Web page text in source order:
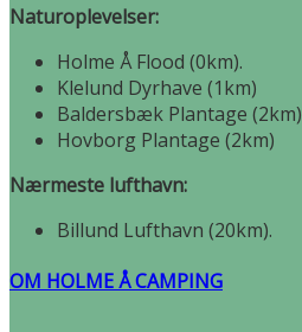
Naturoplevelser:
Holme Å Flood (0km).
Klelund Dyrhave (1km)
Baldersbæk Plantage (2km)
Hovborg Plantage (2km)
Nærmeste lufthavn:
Billund Lufthavn (20km).
OM HOLME Å CAMPING